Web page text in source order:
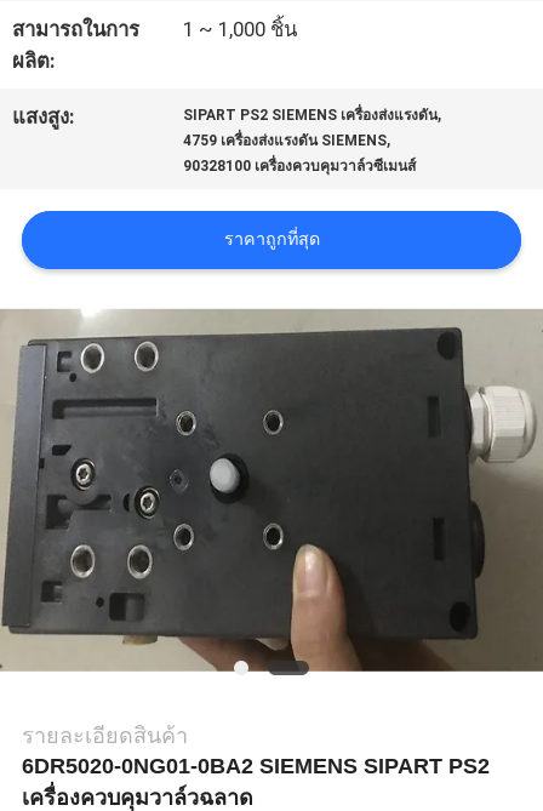
ข่าว
อ้าง
แผนผัง
เว็บไซต์
นโยบาย
ความ
เป็น
ส่วน
ตัว
สามารถในการ
ผลิต:
1 ~ 1,000 ชิ้น
แสงสูง: SIPART PS2 SIEMENS เครื่องส่งแรงดัน,
4759 เครื่องส่งแรงดัน SIEMENS,
90328100 เครื่องควบคุมวาล์วซีเมนส์
ราคาถูกที่สุด
รายละเอียดสินค้า
6DR5020-0NG01-0BA2 SIEMENS SIPART PS2
เครื่องควบคุมวาล์วฉลาด